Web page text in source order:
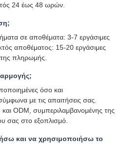
24 έως 48 ωρών.
σε αποθέματα: 3-7 εργάσιμες
αποθέματος: 15-20 εργάσιμες
πληρωμής.
όσο και
με τις απαιτήσεις σας.
ODM, συμπεριλαμβανομένης της
σας στο εξοπλισμό.
και να χρησιμοποιήσω το